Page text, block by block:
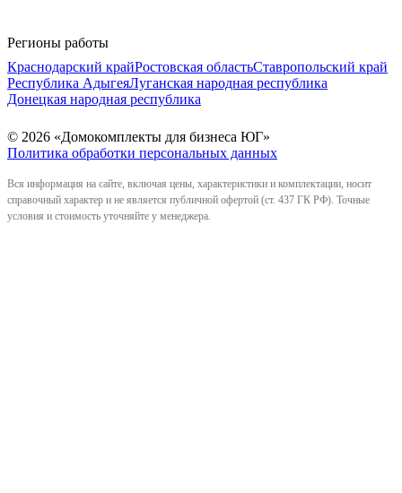
Регионы работы
Краснодарский крайРостовская областьСтавропольский край
Республика АдыгеяЛуганская народная республика
Донецкая народная республика
© 2026 «Домокомплекты для бизнеса ЮГ»
Политика обработки персональных данных
Вся информация на сайте, включая цены, характеристики и комплектации, носит
справочный характер и не является публичной офертой (ст. 437 ГК РФ). Точные
условия и стоимость уточняйте у менеджера.